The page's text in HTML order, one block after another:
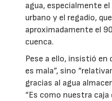
agua, especialmente
urbano y el regadío,
aproximadamente el
cuenca.
Pese a ello, insistió en
es mala”, sino
gracias al agua
“Es como nuestra caja